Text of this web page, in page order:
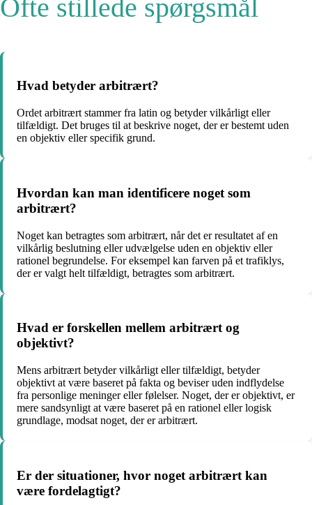
Ofte stillede spørgsmål
Hvad betyder arbitrært?
Ordet arbitrært stammer fra latin og betyder vilkårligt eller
tilfældigt. Det bruges til at beskrive noget, der er bestemt uden
en objektiv eller specifik grund.
Hvordan kan man identificere noget som
arbitrært?
Noget kan betragtes som arbitrært, når det er resultatet af en
vilkårlig beslutning eller udvælgelse uden en objektiv eller
rationel begrundelse. For eksempel kan farven på et trafiklys,
der er valgt helt tilfældigt, betragtes som arbitrært.
Hvad er forskellen mellem arbitrært og
objektivt?
Mens arbitrært betyder vilkårligt eller tilfældigt, betyder
objektivt at være baseret på fakta og beviser uden indflydelse
fra personlige meninger eller følelser. Noget, der er objektivt, er
mere sandsynligt at være baseret på en rationel eller logisk
grundlage, modsat noget, der er arbitrært.
Er der situationer, hvor noget arbitrært kan
være fordelagtigt?